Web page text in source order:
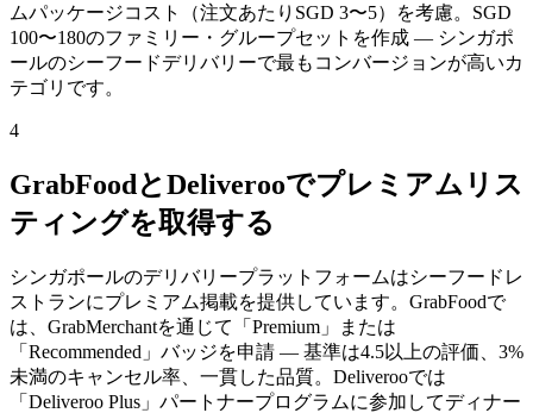
ムパッケージコスト（注文あたりSGD 3〜5）を考慮。SGD
100〜180のファミリー・グループセットを作成 — シンガポ
ールのシーフードデリバリーで最もコンバージョンが高いカ
テゴリです。
4
GrabFoodとDeliverooでプレミアムリス
ティングを取得する
シンガポールのデリバリープラットフォームはシーフードレ
ストランにプレミアム掲載を提供しています。GrabFoodで
は、GrabMerchantを通じて「Premium」または
「Recommended」バッジを申請 — 基準は4.5以上の評価、3%
未満のキャンセル率、一貫した品質。Deliverooでは
「Deliveroo Plus」パートナープログラムに参加してディナー